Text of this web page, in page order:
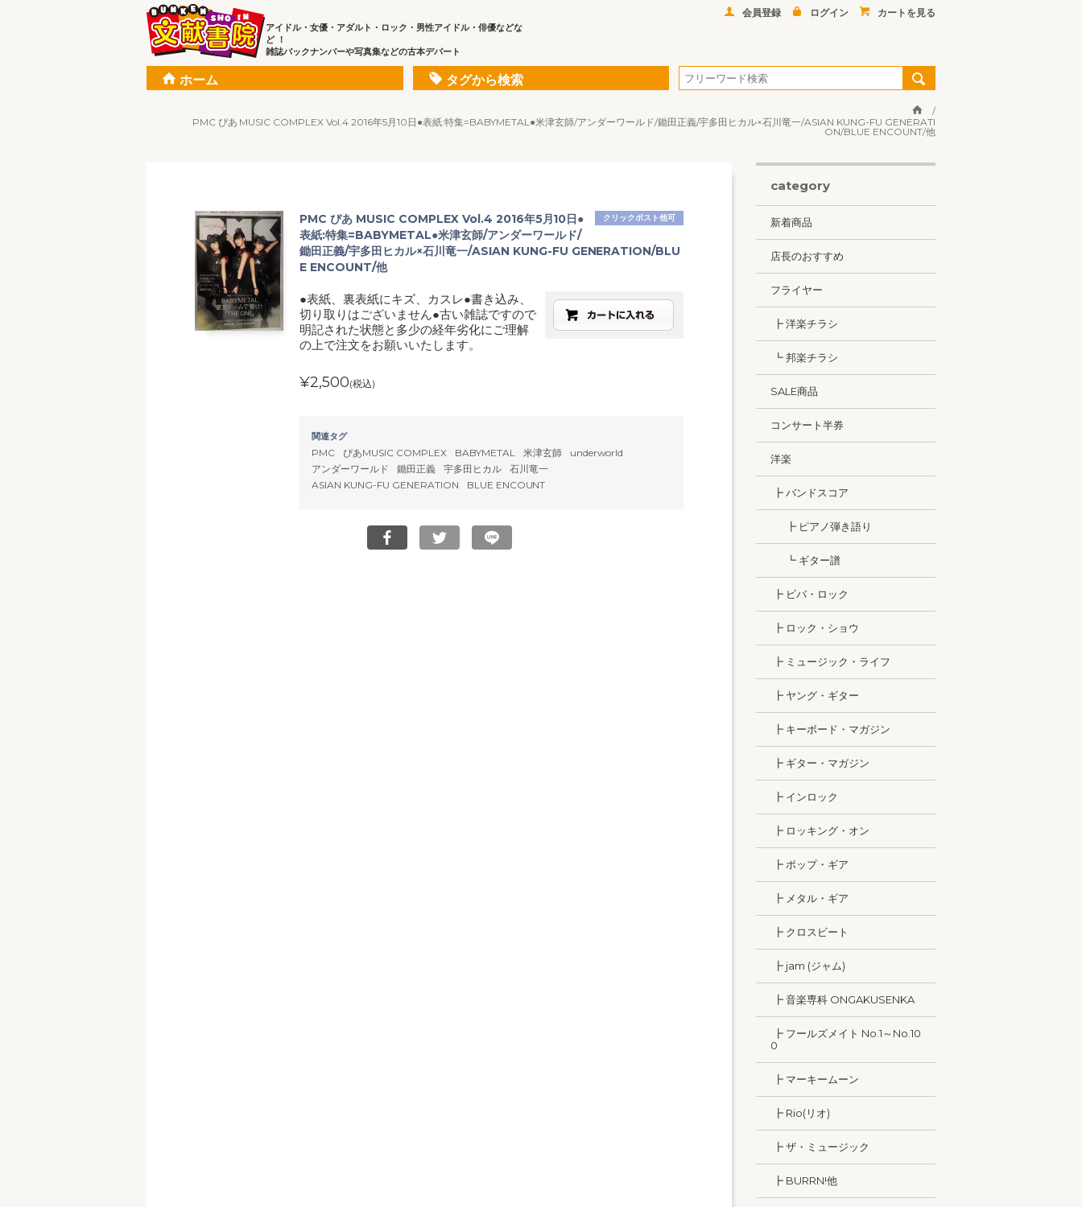
アイドル・女優・アダルト・ロック・男性アイドル・俳優などな
ど ！
雑誌バックナンバーや写真集などの古本デパート
会員登録 ログイン カートを見る
ホーム タグから検索
PMC ぴあ MUSIC COMPLEX Vol.4 2016年5月10日●表紙:特集=BABYMETAL●米津玄師/アンダーワールド/鋤田正義/宇多田ヒカル×石川竜一/ASIAN KUNG-FU GENERATI
ON/BLUE ENCOUNT/他
クリックポスト他可
PMC ぴあ MUSIC COMPLEX Vol.4 2016年5月10日●
表紙:特集=BABYMETAL●米津玄師/アンダーワールド/
鋤田正義/宇多田ヒカル×石川竜一/ASIAN KUNG-FU GENERATION/BLU
E ENCOUNT/他
●表紙、裏表紙にキズ、カスレ●書き込み、
切り取りはございません●古い雑誌ですので
明記された状態と多少の経年劣化にご理解
の上で注文をお願いいたします。
¥2,500(税込)
関連タグ
PMC ぴあMUSIC COMPLEX BABYMETAL 米津玄師
underworld
アンダーワールド
鋤田正義 宇多田ヒカル
石川竜一
ASIAN KUNG-FU GENERATION
BLUE ENCOUNT
category
新着商品
店長のおすすめ
フライヤー
┣ 洋楽チラシ
┗ 邦楽チラシ
SALE商品
コンサート半券
洋楽
┣ バンドスコア
┣ ピアノ弾き語り
┗ ギター譜
┣ ビバ・ロック
┣ ロック・ショウ
┣ ミュージック・ライフ
┣ ヤング・ギター
┣ キーボード・マガジン
┣ ギター・マガジン
┣ インロック
┣ ロッキング・オン
┣ ポップ・ギア
┣ メタル・ギア
┣ クロスビート
┣ jam (ジャム)
┣ 音楽専科 ONGAKUSENKA
┣ フールズメイト No.1～No.10
0
┣ マーキームーン
┣ Rio(リオ)
┣ ザ・ミュージック
┣ BURRN!他